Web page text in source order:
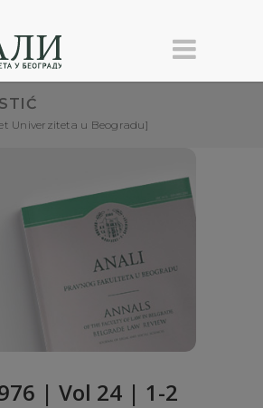
Univerziteta u Beogradu]
| Vol 24 | 1-2